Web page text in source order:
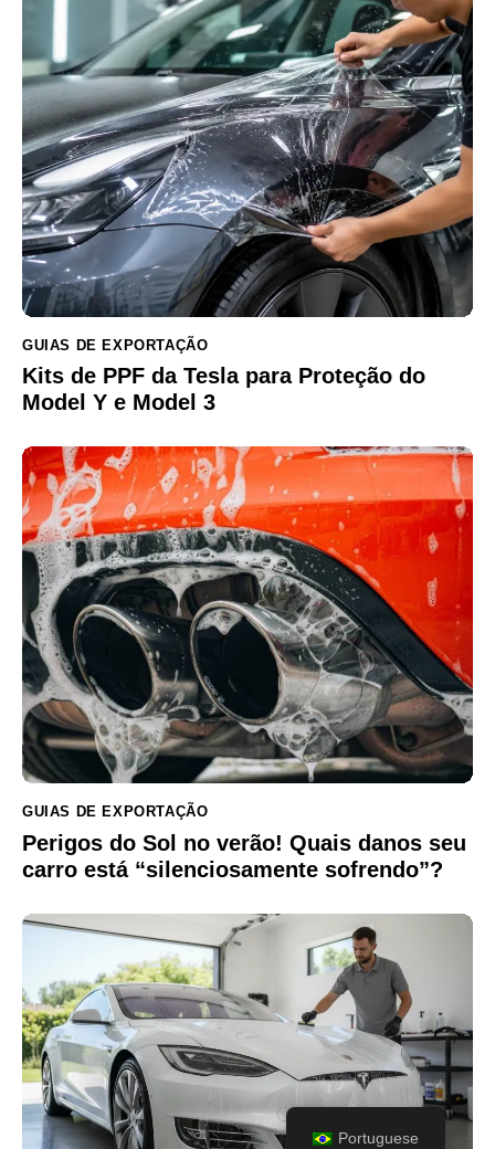
GUIAS DE EXPORTAÇÃO
Kits de PPF da Tesla para Proteção do
Model Y e Model 3
GUIAS DE EXPORTAÇÃO
Perigos do Sol no verão! Quais danos seu
carro está “silenciosamente sofrendo”?
Portuguese